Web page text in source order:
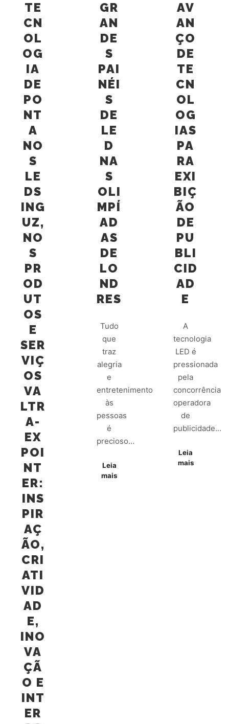
TE
CN
OL
OG
IA
DE
PO
NT
A
NO
S
LE
DS
ING
UZ,
NO
S
PR
OD
UT
OS
E
SER
VIÇ
OS
VA
LTR
A-
EX
POI
NT
ER:
INS
PIR
AÇ
ÃO,
CRI
ATI
VID
AD
E,
INO
VA
ÇÃ
O E
INT
ER
GR
AN
DE
S
PAI
NÉI
S
DE
LE
D
NA
S
OLI
MPÍ
AD
AS
DE
LO
ND
RES
Tudo
que
traz
alegria
e
entretenimento
às
pessoas
é
precioso…
Leia
mais
AV
AN
ÇO
DE
TE
CN
OL
OG
IAS
PA
RA
EXI
BIÇ
ÃO
DE
PU
BLI
CID
AD
E
A
tecnologia
LED é
pressionada
pela
concorrência
operadora
de
publicidade…
Leia
mais